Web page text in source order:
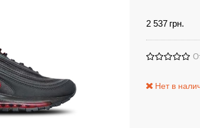
2 537 грн.
Нет в